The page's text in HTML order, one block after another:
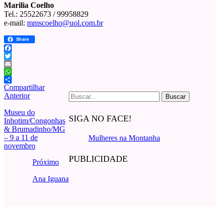
Marilia Coelho
Tel.: 25522673 / 99958829
e-mail: mmscoelho@uol.com.br
Share
Facebook
Twitter
Email
WhatsApp
Compartilhar
Buscar
por:
SIGA NO FACE!
Mulheres na Montanha
PUBLICIDADE
Anterior
Museu do
Inhotim/Congonhas
& Brumadinho/MG
– 9 a 11 de
novembro
Próximo
Ana Iguana